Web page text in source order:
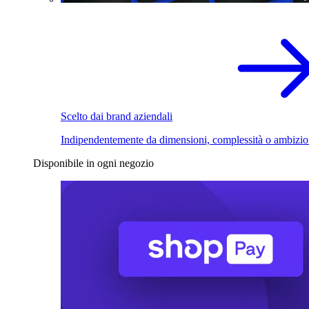
Scelto dai brand aziendali
Indipendentemente da dimensioni, complessità o
Disponibile in ogni negozio